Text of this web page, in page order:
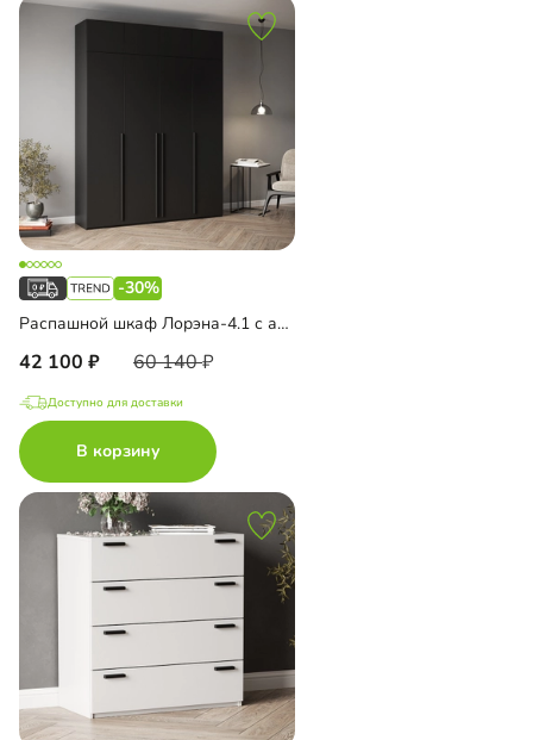
-30%
Распашной шкаф Лорэна-4.1 с антресолью
42 100 60 140
Доступно для доставки
В корзину